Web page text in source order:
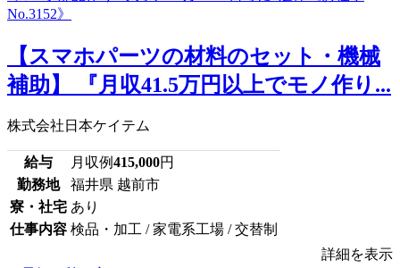
【スマホパーツの材料のセット・機械
補助】 『月収41.5万円以上でモノ作り...
株式会社日本ケイテム
給与 月収例415,000円
勤務地
福井県 越前市
寮・社宅 あり
仕事内容 検品・加工 / 家電系工場 / 交替制
詳細を表示